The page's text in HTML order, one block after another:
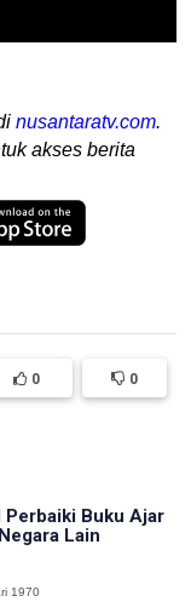
nusantaratv.com.
akses berita
0 0
Perbaiki Buku Ajar
Lain
1970